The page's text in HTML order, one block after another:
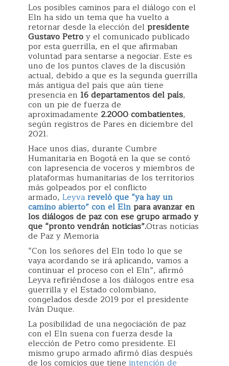
Los posibles caminos para el diálogo con el
Eln ha sido un tema que ha vuelto a
retornar desde la elección del presidente
Gustavo Petroy el comunicado publicado
por esta guerrilla, en el que afirmaban
voluntad para sentarse a negociar. Este es
uno de los puntos claves de la discusión
actual, debido a que es la segunda guerrilla
más antigua del país que aún tiene
presencia en 16 departamentos del país,
con un pie de fuerza de
aproximadamente 2.2000 combatientes,
según registros de Pares en diciembre del
2021.
Hace unos días, durante Cumbre
Humanitaria en Bogotá en la que se contó
con lapresencia de voceros y miembros de
plataformas humanitarias de los territorios
más golpeados por el conflicto
armado, Leyvareveló que “ya hay un
camino abierto” con el Elnpara avanzar en
los diálogos de paz con ese grupo armado y
que “pronto vendrán noticias”.Otras noticias
de Paz y Memoria
“Con los señores del Eln todo lo que se
vaya acordando se irá aplicando, vamos a
continuar el proceso con el Eln”, afirmó
Leyva refiriéndose a los diálogos entre esa
guerrilla y el Estado colombiano,
congelados desde 2019 por el presidente
Iván Duque.
La posibilidad de una negociación de paz
con el Eln suena con fuerza desde la
elección de Petro como presidente. El
mismo grupo armado afirmó días después
de los comicios que tiene intención de